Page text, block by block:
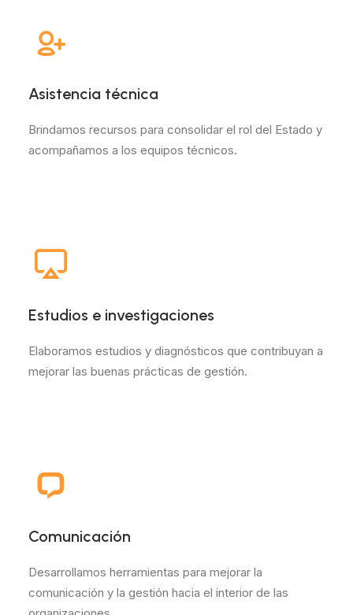
Asistencia técnica
Brindamos recursos para consolidar el rol del Estado y
acompañamos a los equipos técnicos.
Estudios e investigaciones
Elaboramos estudios y diagnósticos que contribuyan a
mejorar las buenas prácticas de gestión.
Comunicación
Desarrollamos herramientas para mejorar la
comunicación y la gestión hacia el interior de las